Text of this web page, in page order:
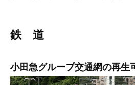
鉄 道
小田急グループ交通網の再生